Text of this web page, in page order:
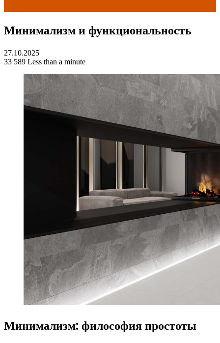
for
Минимализм и функциональность
27.10.2025
33 589 Less than a minute
Минимализм: философия простоты